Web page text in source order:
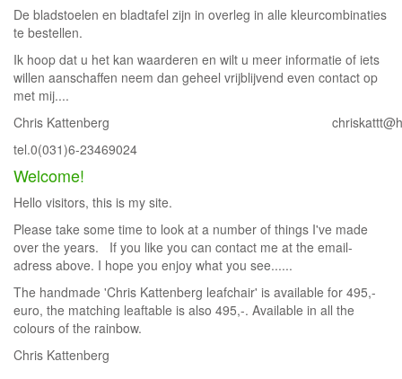
De bladstoelen en bladtafel zijn in overleg in alle kleurcombinaties
te bestellen.
Ik hoop dat u het kan waarderen en wilt u meer informatie of iets
willen aanschaffen neem dan geheel vrijblijvend even contact op
met mij....
Chris Kattenberg
tel.0(031)6-23469024
Welcome!
Hello visitors, this is my site.
Please take some time to look at a number of things I've made
over the years. If you like you can contact me at the email-
adress above. I hope you enjoy what you see......
The handmade 'Chris Kattenberg leafchair' is available for 495,-
euro, the matching leaftable is also 495,-. Available in all the
colours of the rainbow.
Chris Kattenberg